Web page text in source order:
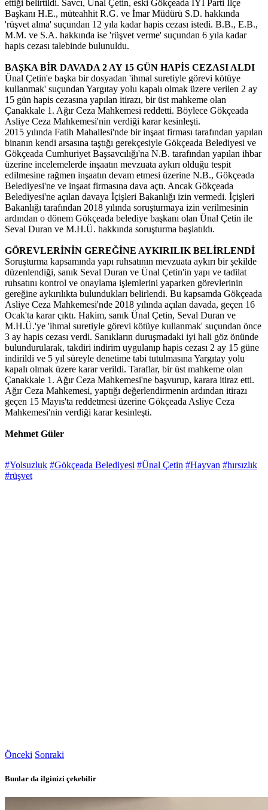
ettiği belirtildi. Savcı, Ünal Çetin, eski Gökçeada İYİ Parti İlçe
Başkanı H.E., müteahhit R.G. ve İmar Müdürü S.D. hakkında
'rüşvet alma' suçundan 12 yıla kadar hapis cezası istedi. B.B., E.B.,
M.M. ve S.A. hakkında ise 'rüşvet verme' suçundan 6 yıla kadar
hapis cezası talebinde bulunuldu.
BAŞKA BİR DAVADA 2 AY 15 GÜN HAPİS CEZASI ALDI
Ünal Çetin'e başka bir dosyadan 'ihmal suretiyle görevi kötüye
kullanmak' suçundan Yargıtay yolu kapalı olmak üzere verilen 2 ay
15 gün hapis cezasına yapılan itirazı, bir üst mahkeme olan
Çanakkale 1. Ağır Ceza Mahkemesi reddetti. Böylece Gökçeada
Asliye Ceza Mahkemesi'nin verdiği karar kesinleşti.
2015 yılında Fatih Mahallesi'nde bir inşaat firması tarafından yapılan
binanın kendi arsasına taştığı gerekçesiyle Gökçeada Belediyesi ve
Gökçeada Cumhuriyet Başsavcılığı'na N.B. tarafından yapılan ihbar
üzerine incelemelerde inşaatın mevzuata aykırı olduğu tespit
edilmesine rağmen inşaatın devam etmesi üzerine N.B., Gökçeada
Belediyesi'ne ve inşaat firmasına dava açtı. Ancak Gökçeada
Belediyesi'ne açılan davaya İçişleri Bakanlığı izin vermedi. İçişleri
Bakanlığı tarafından 2018 yılında soruşturmaya izin verilmesinin
ardından o dönem Gökçeada belediye başkanı olan Ünal Çetin ile
Seval Duran ve M.H.Ü. hakkında soruşturma başlatıldı.
GÖREVLERİNİN GEREĞİNE AYKIRILIK BELİRLENDİ
Soruşturma kapsamında yapı ruhsatının mevzuata aykırı bir şekilde
düzenlendiği, sanık Seval Duran ve Ünal Çetin'in yapı ve tadilat
ruhsatını kontrol ve onaylama işlemlerini yaparken görevlerinin
gereğine aykırılıkta bulundukları belirlendi. Bu kapsamda Gökçeada
Asliye Ceza Mahkemesi'nde 2018 yılında açılan davada, geçen 16
Ocak'ta karar çıktı. Hakim, sanık Ünal Çetin, Seval Duran ve
M.H.Ü.'ye 'ihmal suretiyle görevi kötüye kullanmak' suçundan önce
3 ay hapis cezası verdi. Sanıkların duruşmadaki iyi hali göz önünde
bulundurularak, takdiri indirim uygulanıp hapis cezası 2 ay 15 güne
indirildi ve 5 yıl süreyle denetime tabi tutulmasına Yargıtay yolu
kapalı olmak üzere karar verildi. Taraflar, bir üst mahkeme olan
Çanakkale 1. Ağır Ceza Mahkemesi'ne başvurup, karara itiraz etti.
Ağır Ceza Mahkemesi, yaptığı değerlendirmenin ardından itirazı
geçen 15 Mayıs'ta reddetmesi üzerine Gökçeada Asliye Ceza
Mahkemesi'nin verdiği karar kesinleşti.
Mehmet Güler
#Yolsuzluk #Gökçeada Belediyesi #Ünal Çetin #Hayvan #hırsızlık
#rüşvet
Önceki Sonraki
Bunlar da ilginizi çekebilir